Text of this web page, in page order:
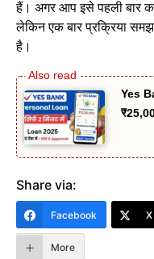
हैं। अगर आप इसे पहली बार
लेकिन एक बार प्रक्रिया
है।
Yes
Share via:
Facebook
More